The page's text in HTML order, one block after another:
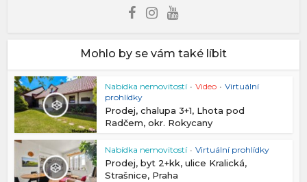
Mohlo by se vám také líbit
Nabídka nemovitostí • Video • Virtuální
prohlídky
Prodej, chalupa 3+1, Lhota pod
Radčem, okr. Rokycany
Nabídka nemovitostí • Virtuální prohlídky
Prodej, byt 2+kk, ulice Kralická,
Strašnice, Praha